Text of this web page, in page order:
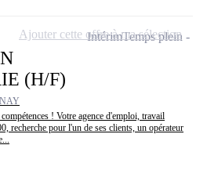
(H/F)
! Votre agence d'emploi, travail
recherche pour l'un de ses clients, un opérateur
IntérimTemps plein
Ajouter cette offre à ma sélection